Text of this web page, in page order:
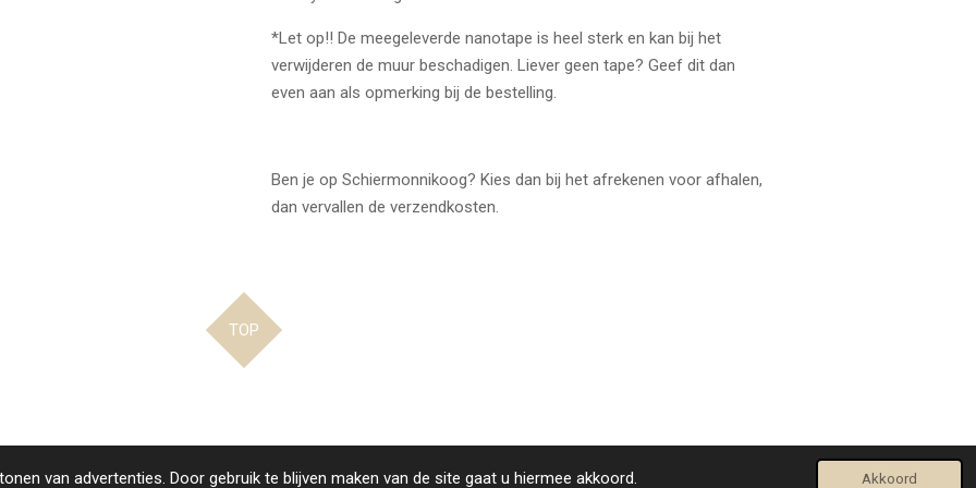
van advertenties. Door gebruik te blijven maken van de site gaat u hiermee akkoord. Akkoord
*Let op!! De meegeleverde nanotape is heel sterk en kan bij het
verwijderen de muur beschadigen. Liever geen tape? Geef dit dan
even aan als opmerking bij de bestelling.
Ben je op Schiermonnikoog? Kies dan bij het afrekenen voor afhalen,
dan vervallen de verzendkosten.
TOP